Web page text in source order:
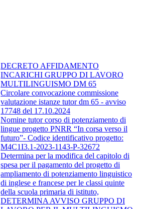
DECRETO AFFIDAMENTO
INCARICHI GRUPPO DI LAVORO
MULTILINGUISMO DM 65
Circolare convocazione commissione
valutazione istanze tutor dm 65 - avviso
17748 del 17.10.2024
Nomine tutor corso di potenziamento di
lingue progetto PNRR “In corsa verso il
futuro”- Codice identificativo progetto:
M4C1I3.1-2023-1143-P-32672
Determina per la modifica del capitolo di
spesa per il pagamento del progetto di
ampliamento di potenziamento linguistico
di inglese e francese per le classi quinte
della scuola primaria di istituto,
DETERMINA AVVISO GRUPPO DI